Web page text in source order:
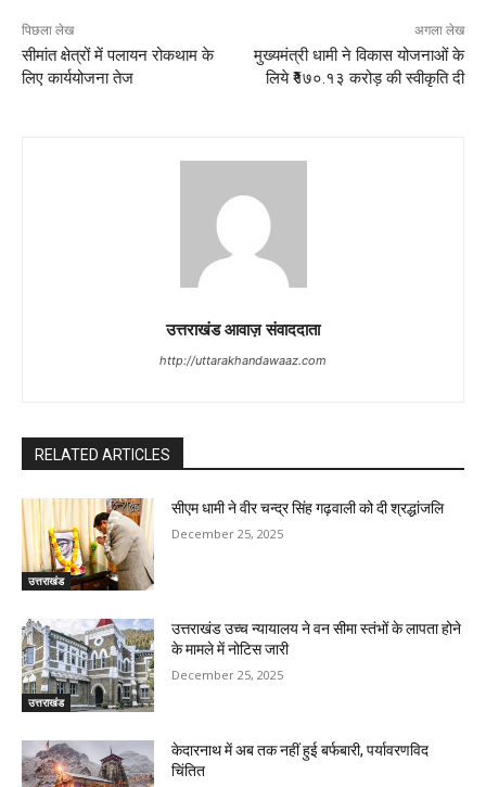
पिछला लेख
सीमांत क्षेत्रों में पलायन रोकथाम के
लिए कार्ययोजना तेज
अगला लेख
मुख्यमंत्री धामी ने विकास योजनाओं के
लिये ₹१७०.१३ करोड़ की स्वीकृति दी
उत्तराखंड आवाज़ संवाददाता
http://uttarakhandawaaz.com
RELATED ARTICLES
उत्तराखंड
सीएम धामी ने वीर चन्द्र सिंह गढ़वाली को दी श्रद्धांजलि
December 25, 2025
उत्तराखंड
उत्तराखंड उच्च न्यायालय ने वन सीमा स्तंभों के लापता होने
के मामले में नोटिस जारी
December 25, 2025
केदारनाथ में अब तक नहीं हुई बर्फबारी, पर्यावरणविद
चिंतित